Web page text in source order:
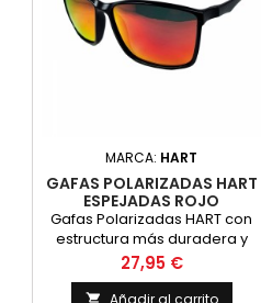
MARCA: HART
GAFAS POLARIZADAS HART
ESPEJADAS ROJO
Gafas Polarizadas HART con
estructura más duradera y
cómoda, gracias a su
composición en polímero
TR90, ideal para una gafa
Precio
27,95 €
